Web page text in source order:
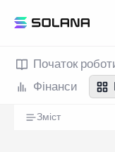
Початок
Фінанси
Зміст